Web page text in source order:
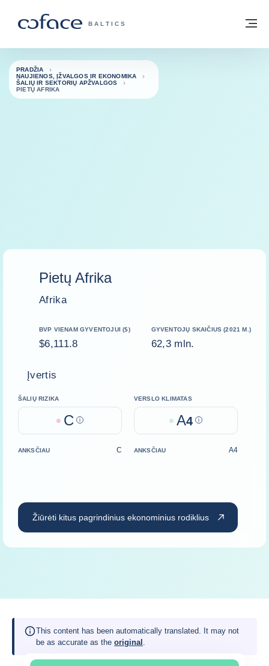
„COFACE“ FOR TRADE - GRUPĖS
BALTICS
Grįžti į pradžią
PRADŽIA
NAUJIENOS, ĮŽVALGOS IR EKONOMIKA
ŠALIŲ IR SEKTORIŲ APŽVALGOS
PIETŲ AFRIKA
Pietų Afrika
Afrika
BVP VIENAM GYVENTOJUI ($)
$6,111.8
GYVENTOJŲ SKAIČIUS (2021 M.)
62,3 mln.
Įvertis
ŠALIŲ RIZIKA
C Help
VERSLO KLIMATAS
A4 Help
ANKSČIAU C ANKSČIAU A4
Žiūrėti kitus pagrindinius ekonominius rodiklius
This content has been automatically translated. It may not
be as accurate as the original .